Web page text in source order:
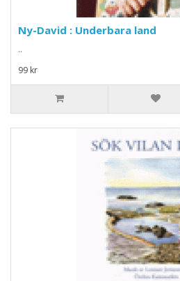
Ny-David : Underbara land
..
99 kr